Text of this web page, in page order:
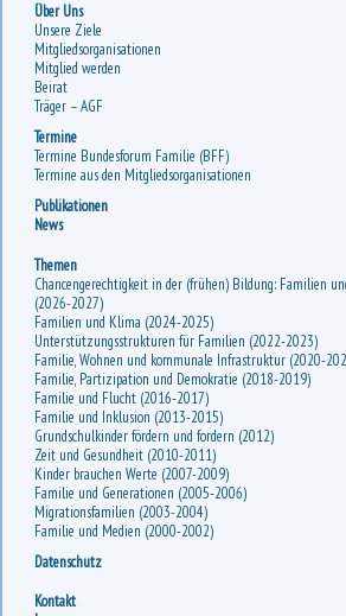
Über Uns
Unsere Ziele
Mitgliedsorganisationen
Mitglied werden
Beirat
Träger – AGF
Termine
Termine Bundesforum Familie (BFF)
Termine aus den Mitgliedsorganisationen
Publikationen
News
Themen
Chancengerechtigkeit in der (frühen) Bildung: Familien
(2026-2027)
Familien und Klima (2024-2025)
Unterstützungsstrukturen für Familien (2022-2023)
Familie, Wohnen und kommunale Infrastruktur (2020-
Familie, Partizipation und Demokratie (2018-2019)
Familie und Flucht (2016-2017)
Familie und Inklusion (2013-2015)
Grundschulkinder fördern und fordern (2012)
Zeit und Gesundheit (2010-2011)
Kinder brauchen Werte (2007-2009)
Familie und Generationen (2005-2006)
Migrationsfamilien (2003-2004)
Familie und Medien (2000-2002)
Datenschutz
Kontakt